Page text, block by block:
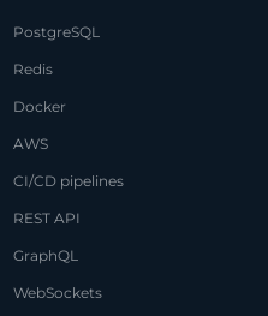
PostgreSQL
Redis
Docker
AWS
CI/CD pipelines
REST API
GraphQL
WebSockets